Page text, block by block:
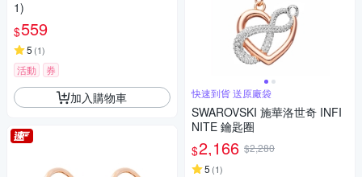
1)
$559
5 (1)
活動 券
加入購物車 快速到貨 送原廠袋
SWAROVSKI 施華洛世奇 INFI
NITE 鑰匙圈
$2,166 $2,280
5 (1)